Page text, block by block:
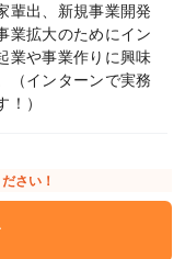
輩出、新規事業開発
業拡大のためにイン
業や事業作りに興味
（インターンで実務
）
さい！